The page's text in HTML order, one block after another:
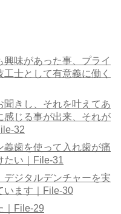
味があった事、プライ
士として有意義に働く
聞きし、それを叶えてあ
感じる事が出来、それが
32
義歯を使って入れ歯が痛
たい｜File-31
ジタルデンチャーを実
います｜File-30
｜File-29